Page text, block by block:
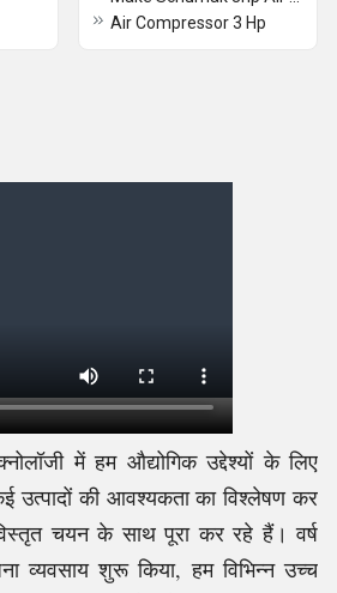
Air Compressor 3 Hp
में हम औद्योगिक उद्देश्यों के लिए
उत्पादों की आवश्यकता का विश्लेषण कर
चयन के साथ पूरा कर रहे हैं। वर्ष
व्यवसाय शुरू किया, हम विभिन्न उच्च